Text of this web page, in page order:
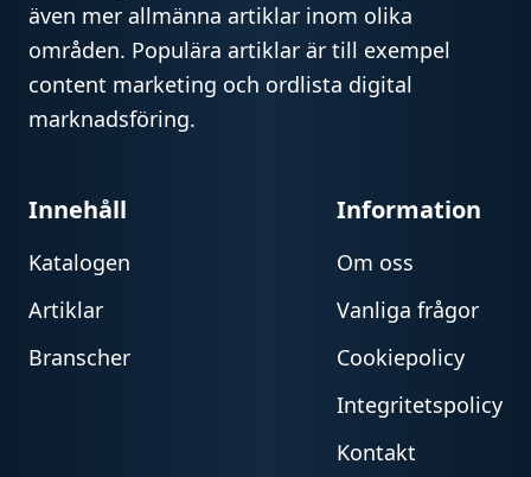
även mer allmänna artiklar inom olika
områden. Populära artiklar är till exempel
content marketing och ordlista digital
marknadsföring.
Innehåll
Katalogen
Artiklar
Branscher
Information
Om oss
Vanliga frågor
Cookiepolicy
Integritetspolicy
Kontakt